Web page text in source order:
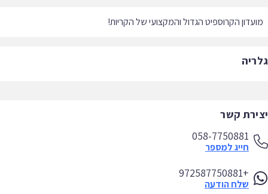
הקרוספיט הגדול והמקצועי של הקריות!
קשר
058-7750881
חייג למספר
+972587750881
שלח הודעה